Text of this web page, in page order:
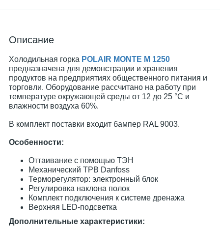
Описание
Холодильная горка POLAIR MONTE M 1250
предназначена для демонстрации и хранения
продуктов на предприятиях общественного питания и
торговли. Оборудование рассчитано на работу при
температуре окружающей среды от 12 до 25 °С и
влажности воздуха 60%.
В комплект поставки входит бампер RAL 9003.
Особенности:
Оттаивание с помощью ТЭН
Механический ТРВ Danfoss
Терморегулятор: электронный блок
Регулировка наклона полок
Комплект подключения к системе дренажа
Верхняя LED-подсветка
Дополнительные характеристики: